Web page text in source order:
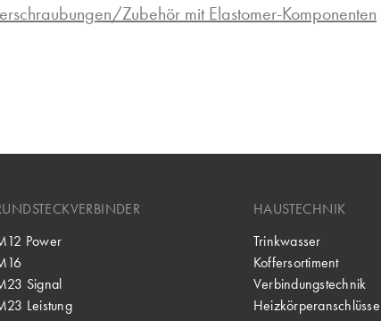
Zubehör mit Elastomer-Komponenten
Power
Signal
Leistung
HAUSTECHNIK
Trinkwasser
Koffersortiment
Verbindungstechnik
Heizkörperanschlüsse